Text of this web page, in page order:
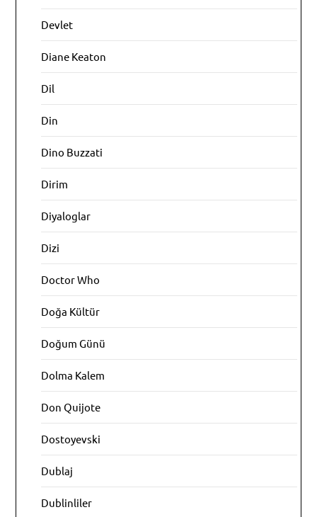
Devlet
Diane Keaton
Dil
Din
Dino Buzzati
Dirim
Diyaloglar
Dizi
Doctor Who
Doğa Kültür
Doğum Günü
Dolma Kalem
Don Quijote
Dostoyevski
Dublaj
Dublinliler